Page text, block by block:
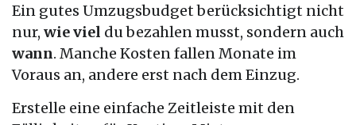
Ein gutes Umzugsbudget berücksichtigt nicht
nur, wie viel du bezahlen musst, sondern auch
wann. Manche Kosten fallen Monate im
Voraus an, andere erst nach dem Einzug.
Erstelle eine einfache Zeitleiste mit den